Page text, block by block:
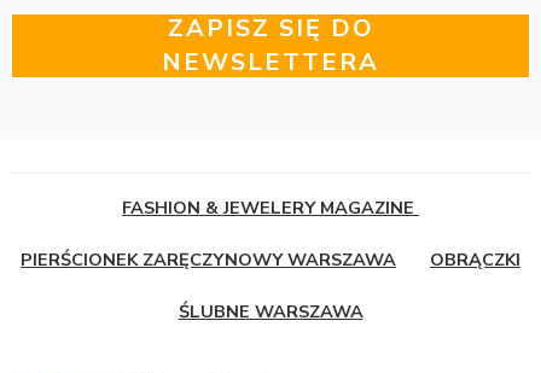
ZAPISZ SIĘ DO
NEWSLETTERA
FASHION & JEWELERY MAGAZINE
PIERŚCIONEK ZARĘCZYNOWY WARSZAWA OBRĄCZKI
ŚLUBNE WARSZAWA